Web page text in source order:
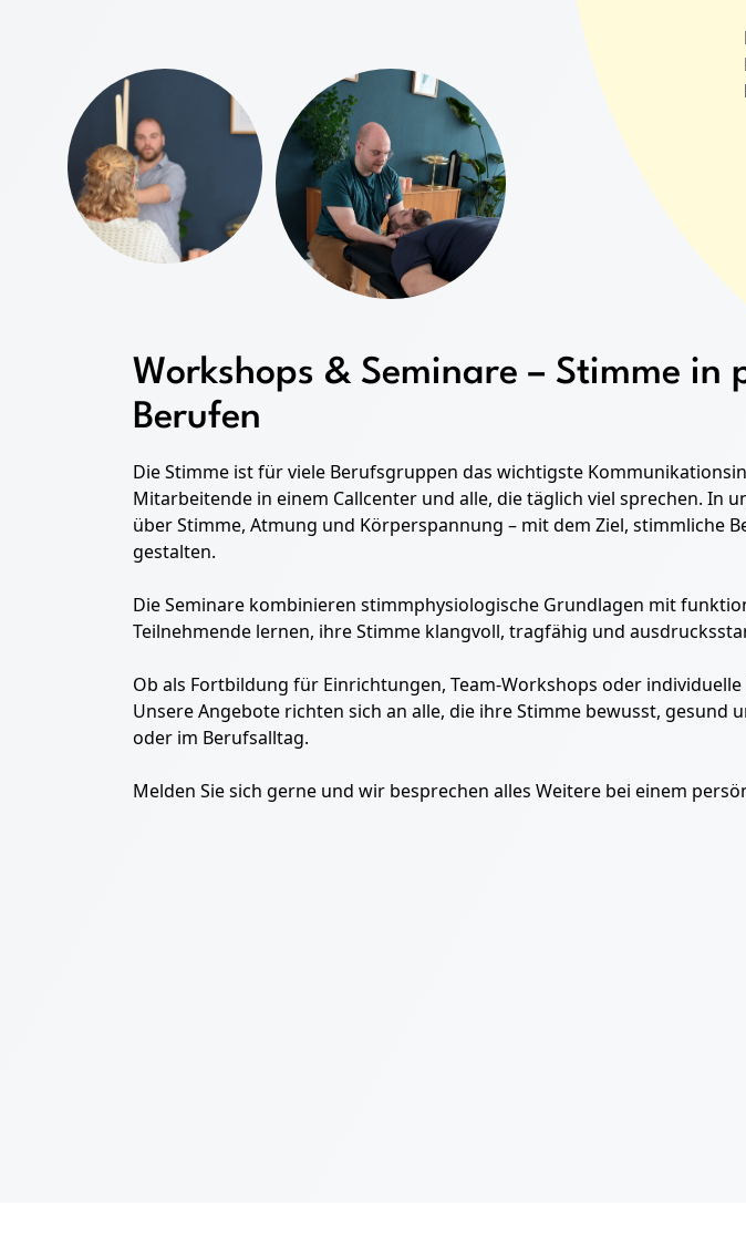
Workshops & Seminare – Stimme
Berufen
Die Stimme ist für viele Berufsgruppen das wichtigste
Mitarbeitende in einem Callcenter und alle, die täglich viel sprechen. In
über Stimme, Atmung und Körperspannung – mit dem Ziel, stimmliche
gestalten.
Die Seminare kombinieren stimmphysiologische Grundlagen mit
Teilnehmende lernen, ihre Stimme klangvoll, tragfähig und
Ob als Fortbildung für Einrichtungen, Team-Workshops oder individuelle
Unsere Angebote richten sich an alle, die ihre Stimme bewusst,
oder im Berufsalltag.
Melden Sie sich gerne und wir besprechen alles Weitere bei einem